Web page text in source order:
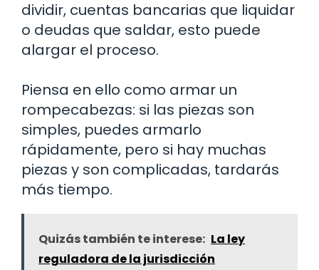
dividir, cuentas bancarias que liquidar
o deudas que saldar, esto puede
alargar el proceso.
Piensa en ello como armar un
rompecabezas: si las piezas son
simples, puedes armarlo
rápidamente, pero si hay muchas
piezas y son complicadas, tardarás
más tiempo.
Quizás también te interese: La ley
reguladora de la jurisdicción